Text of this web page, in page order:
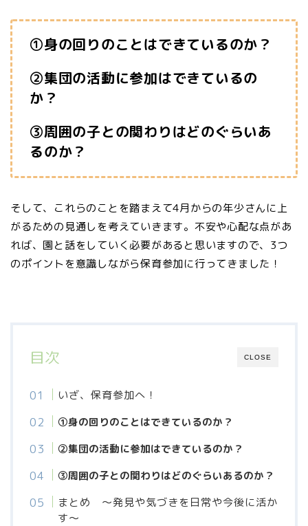
①身の回りのことはできているのか？
②集団の活動に参加はできているの
か？
③周囲の子との関わりはどのぐらいあ
るのか？
そして、これらのことを踏まえて4月からの年少さんに上
がるための見通しを考えていきます。 不安や心配な点があ
れば、園と話をしていく必要があると思いますので、3つ
のポイントを意識しながら保育参加に行ってきました！
CLOSE
目次
いざ、保育参加へ！
①身の回りのことはできているのか？
②集団の活動に参加はできているのか？
③周囲の子との関わりはどのぐらいあるのか？
まとめ 〜発見や気づきを日常や今後に活か
す〜